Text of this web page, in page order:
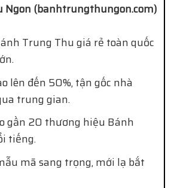
Ngon (banhtrungthungon.com)
Trung Thu giá rẻ toàn quốc
lên đến 50%, tận gốc nhà
trung gian.
gần 20 thương hiệu Bánh
tiếng.
mã sang trọng, mới lạ bắt